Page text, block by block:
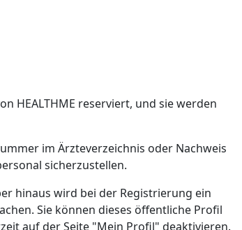
HEALTHME reserviert, und sie werden
im Ärzteverzeichnis oder Nachweis
sicherzustellen.
hinaus wird bei der Registrierung ein
Sie können dieses öffentliche Profil
auf der Seite "Mein Profil" deaktivieren.